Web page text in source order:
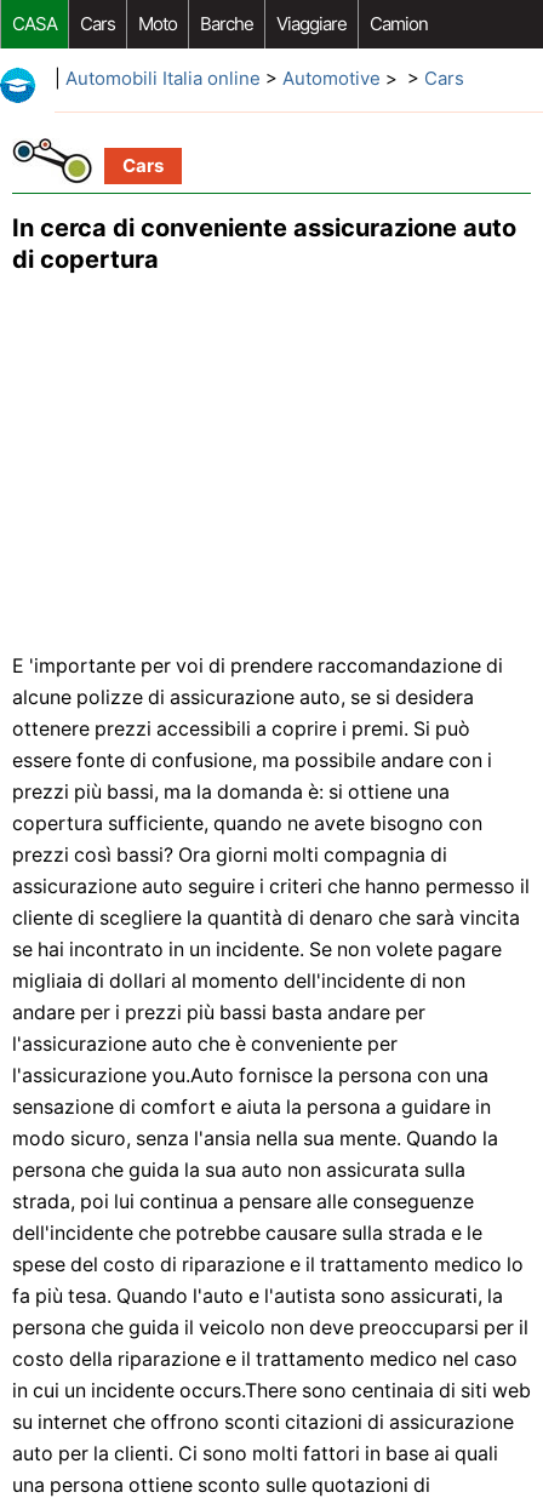
CASA Cars Moto Barche Viaggiare Camion
Riparazione Auto Acquisto Auto Car Opzioni Aftermarket
Automobili Italia online > Automotive > > Cars
Cars
In cerca di conveniente assicurazione auto
di copertura
E 'importante per voi di prendere raccomandazione di
alcune polizze di assicurazione auto, se si desidera
ottenere prezzi accessibili a coprire i premi. Si può
essere fonte di confusione, ma possibile andare con i
prezzi più bassi, ma la domanda è: si ottiene una
copertura sufficiente, quando ne avete bisogno con
prezzi così bassi? Ora giorni molti compagnia di
assicurazione auto seguire i criteri che hanno permesso il
cliente di scegliere la quantità di denaro che sarà vincita
se hai incontrato in un incidente. Se non volete pagare
migliaia di dollari al momento dell'incidente di non
andare per i prezzi più bassi basta andare per
l'assicurazione auto che è conveniente per
l'assicurazione you.Auto fornisce la persona con una
sensazione di comfort e aiuta la persona a guidare in
modo sicuro, senza l'ansia nella sua mente. Quando la
persona che guida la sua auto non assicurata sulla
strada, poi lui continua a pensare alle conseguenze
dell'incidente che potrebbe causare sulla strada e le
spese del costo di riparazione e il trattamento medico lo
fa più tesa. Quando l'auto e l'autista sono assicurati, la
persona che guida il veicolo non deve preoccuparsi per il
costo della riparazione e il trattamento medico nel caso
in cui un incidente occurs.There sono centinaia di siti web
su internet che offrono sconti citazioni di assicurazione
auto per la clienti. Ci sono molti fattori in base ai quali
una persona ottiene sconto sulle quotazioni di